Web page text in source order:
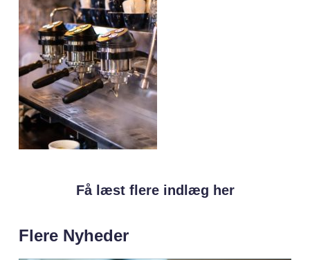
Få læst flere indlæg her
Flere Nyheder